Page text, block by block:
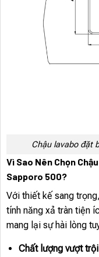
Chậu lavabo đặt
Vì Sao Nên Chọn
Sapporo 500?
Với thiết kế sang
tính năng xả tràn tiện
mang lại sự hài lòng
Chất lượng vượt trội